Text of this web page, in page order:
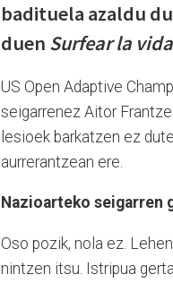
badituela azaldu
duen Surfear la vida
US Open Adaptive
seigarrenez Aitor
lesioek barkatzen ez
aurrerantzean ere.
Nazioarteko seigarren
Oso pozik, nola ez.
nintzen itsu. Istripua